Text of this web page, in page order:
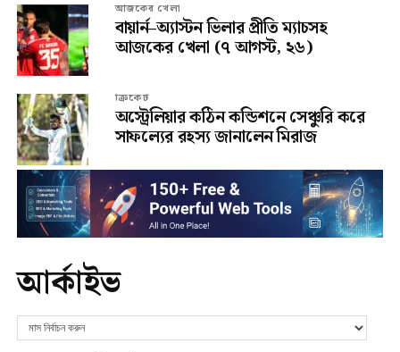
আজকের খেলা
বায়ার্ন–অ্যাস্টন ভিলার প্রীতি ম্যাচসহ
আজকের খেলা (৭ আগস্ট, ২৬)
ক্রিকেট
অস্ট্রেলিয়ার কঠিন কন্ডিশনে সেঞ্চুরি করে
সাফল্যের রহস্য জানালেন মিরাজ
আর্কাইভ